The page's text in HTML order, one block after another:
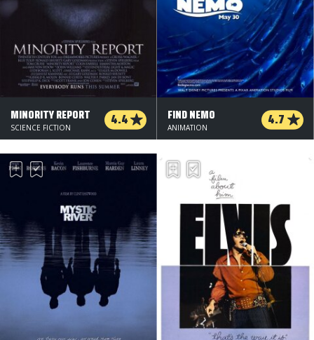
MINORITY REPORT 4.4
SCIENCE FICTION
FIND NEMO 4.7
ANIMATION